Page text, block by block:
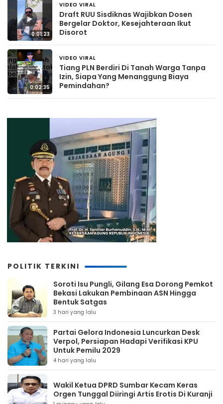
▶
0:01:23
VIDEO VIRAL
Draft RUU Sisdiknas Wajibkan Dosen
Bergelar Doktor, Kesejahteraan Ikut
Disorot
▶
0:02:35
VIDEO VIRAL
Tiang PLN Berdiri Di Tanah Warga Tanpa
Izin, Siapa Yang Menanggung Biaya
Pemindahan?
POLITIK TERKINI
Soroti Isu Pungli, Gilang Esa Dorong Pemkot
Bekasi Lakukan Pembinaan ASN Hingga
Bentuk Satgas
3 hari yang lalu
Partai Gelora Indonesia Luncurkan Desk
Verpol, Persiapan Hadapi Verifikasi KPU
Untuk Pemilu 2029
4 hari yang lalu
Wakil Ketua DPRD Sumbar Kecam Keras
Orgen Tunggal Diiringi Artis Erotis Di Kuranji